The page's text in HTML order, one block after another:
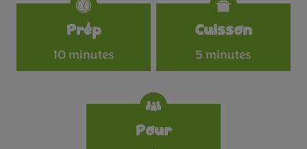
Specifications
Prép
10 minutes
Cuisson
5 minutes
Pour